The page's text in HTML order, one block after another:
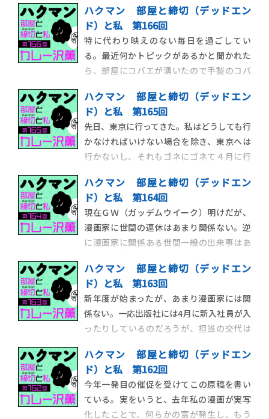
ハクマン 部屋と締切（デッドエン
ド）と私 第166回
特に代わり映えのない毎日を過ごしてい
る。最近何かトピックがあるかと聞かれた
ら、部屋にコバエが湧いたので手製のコバ
い、という話をしだす程度には特筆するこ
とがない。だが、今朝起きたら、トラップ
自体が腐ってコバエのキャンプ地になってい
たので、やはり人生のスパイスは、与えら
れるのを待つのでは
ハクマン 部屋と締切（デッドエン
ド）と私 第165回
先日、東京に行ってきた。私はどうしても行
かなければいけない場合を除き、東京へは
行かないし、それもゴネにゴネて４月に行
ばす。ついに万策尽きて行くことになった
としても、用が済んだらすぐ帰るので、東京
滞在時間が飛行機に乗っている時間より短
いことすらある。今回はＳ（hit）学館の用
であり、
ハクマン 部屋と締切（デッドエン
ド）と私 第164回
現在ＧＷ（ガッデムウイーク）明けだが、
漫画家に世間の連休はあまり関係ない。逆
に漫画家に関係ある世間一般の出来事はあ
以外は思いつかない。ＧＷが無関係という
ことは、その後にやってくるらしい五月病
も無縁である。しかし、そうした季節病に
無縁ということは「オールシーズンいつで
も病める」という
ハクマン 部屋と締切（デッドエン
ド）と私 第163回
新年度が始まったが、あまり漫画家には関
係ない。一応出版社には4月に新入社員が入
ったりしているのだろうが、担当の交代は
に終わる。だが逆にいえば、春を待たずに
担当が飛んでくれるし、連載はどの時期で
も始められるということだ。そもそも漫画
業界は学校教育や一般的企業とは相容れな
ハクマン 部屋と締切（デッドエン
ド）と私 第162回
今年一発目の催促を受けてこの原稿を書い
ている。実をいうと、去年私の漫画が実写
化したことで、何らかの富が発生し、もう